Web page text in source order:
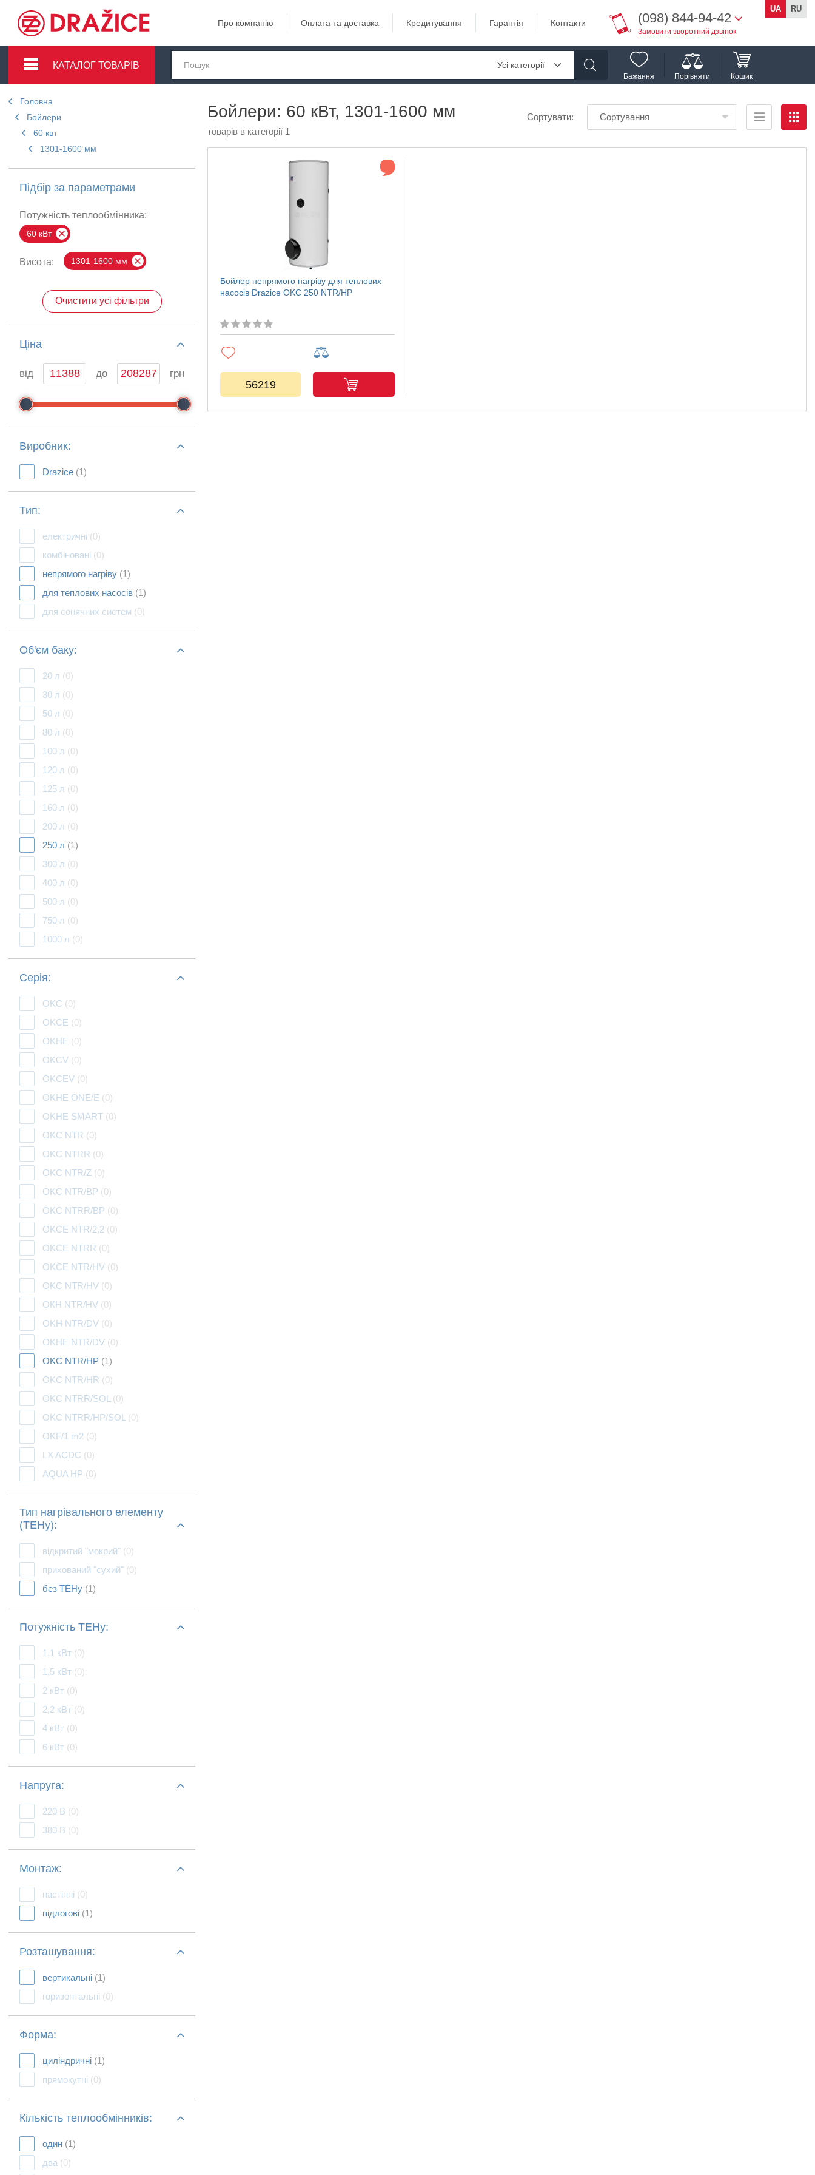
Про компанію Оплата та доставка Кредитування Гарантія Контакти (098) 844-94-42
Замовити зворотний дзвінок
UA RU
КАТАЛОГ ТОВАРІВ Усі категорії
Бажання Порівняти Кошик
Головна
Бойлери
60 квт
1301-1600 мм
Підбір за параметрами
Потужність теплообмінника:
60 кВт
Висота: 1301-1600 мм
Очистити усі фільтри
Ціна
від до грн
Виробник:
Drazice (1)
Тип:
електричні (0)
комбіновані (0)
непрямого нагріву (1)
для теплових насосів (1)
для сонячних систем (0)
Об'єм баку:
20 л (0)
30 л (0)
50 л (0)
80 л (0)
100 л (0)
120 л (0)
125 л (0)
160 л (0)
200 л (0)
250 л (1)
300 л (0)
400 л (0)
500 л (0)
750 л (0)
1000 л (0)
Серія:
OKC (0)
OKCE (0)
OKHE (0)
OKCV (0)
OKCEV (0)
OKHE ONE/E (0)
OKHE SMART (0)
OKC NTR (0)
OKC NTRR (0)
OKC NTR/Z (0)
OKC NTR/BP (0)
OKC NTRR/BP (0)
OKCE NTR/2,2 (0)
OKCE NTRR (0)
OKCE NTR/HV (0)
OKC NTR/HV (0)
ОКН NTR/HV (0)
OKH NTR/DV (0)
OKHE NTR/DV (0)
OKC NTR/HP (1)
OKC NTR/HR (0)
OKC NTRR/SOL (0)
OKC NTRR/HP/SOL (0)
OKF/1 m2 (0)
LX ACDC (0)
AQUA HP (0)
Тип нагрівального елементу
(ТЕНу):
відкритий "мокрий" (0)
прихований "сухий" (0)
без ТЕНу (1)
Потужність ТЕНу:
1,1 кВт (0)
1,5 кВт (0)
2 кВт (0)
2,2 кВт (0)
4 кВт (0)
6 кВт (0)
Напруга:
220 В (0)
380 В (0)
Монтаж:
настінні (0)
підлогові (1)
Розташування:
вертикальні (1)
горизонтальні (0)
Форма:
циліндричні (1)
прямокутні (0)
Кількість теплообмінників:
один (1)
два (0)
Бойлери: 60 кВт, 1301-1600 мм
товарів в категорії 1
Сортувати: Сортування
Бойлер непрямого нагріву для теплових
насосів Drazice OKC 250 NTR/HP
56219